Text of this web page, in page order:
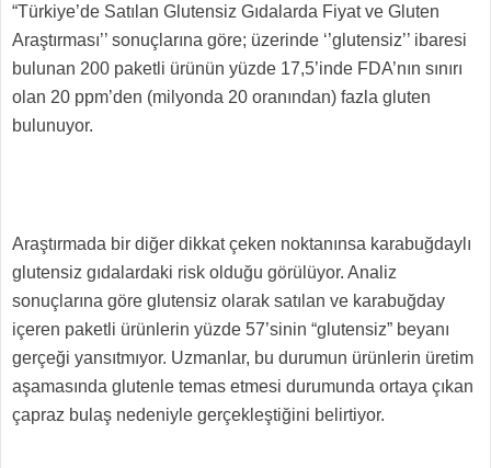
“Türkiye’de Satılan Glutensiz Gıdalarda Fiyat ve Gluten
Araştırması’’ sonuçlarına göre; üzerinde ‘’glutensiz’’ ibaresi
bulunan 200 paketli ürünün yüzde 17,5’inde FDA’nın sınırı
olan 20 ppm’den (milyonda 20 oranından) fazla gluten
bulunuyor.
Araştırmada bir diğer dikkat çeken noktanınsa karabuğdaylı
glutensiz gıdalardaki risk olduğu görülüyor. Analiz
sonuçlarına göre glutensiz olarak satılan ve karabuğday
içeren paketli ürünlerin yüzde 57’sinin “glutensiz” beyanı
gerçeği yansıtmıyor. Uzmanlar, bu durumun ürünlerin üretim
aşamasında glutenle temas etmesi durumunda ortaya çıkan
çapraz bulaş nedeniyle gerçekleştiğini belirtiyor.